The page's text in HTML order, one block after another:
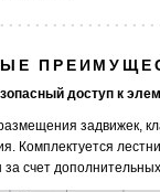
доступ к
задвижек,
Комплектуется
счет